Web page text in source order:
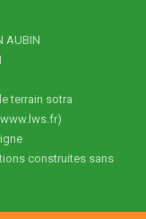
AUBIN
terrain sotra
construites sans